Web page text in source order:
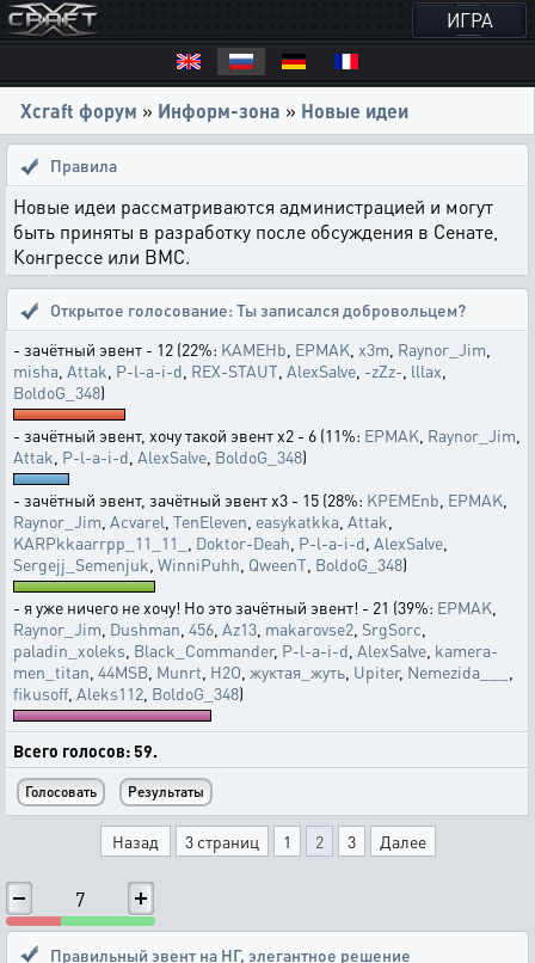
ИГРА
Xcraft форум » Информ-зона » Новые идеи
Правила
Новые идеи рассматриваются администрацией и могут
быть приняты в разработку после обсуждения в Сенате,
Конгрессе или ВМС.
Открытое голосование: Ты записался добровольцем?
- зачётный эвент - 12 (22%: KAMEHb EPMAK x3m Raynor_Jim
misha Attak P-l-a-i-d REX-STAUT AlexSalve -zZz- lllax
BoldoG_348)
- зачётный эвент, хочу такой эвент x2 - 6 (11%: EPMAK Raynor_Jim
Attak P-l-a-i-d AlexSalve BoldoG_348)
- зачётный эвент, зачётный эвент x3 - 15 (28%: KPEMEnb EPMAK
Raynor_Jim Acvarel TenEleven easykatkka Attak
KARPkkaarrpp_11_11_
Doktor-Deah P-l-a-i-d AlexSalve
Sergejj_Semenjuk WinniPuhh QweenT BoldoG_348)
- я уже ничего не хочу! Но это зачётный эвент! - 21 (39%: EPMAK
Raynor_Jim Dushman 456 Az13 makarovse2 SrgSorc
paladin_xoleks Black_Commander, P-l-a-i-d AlexSalve kamera-
men_titan 44MSB Munrt H2O жуктая_жуть Upiter, Nemezida___
fikusoff Aleks112 BoldoG_348)
Всего голосов: 59.
Назад 3 страниц 1 2 3 Далее
7
Правильный эвент на НГ, элегантное решение